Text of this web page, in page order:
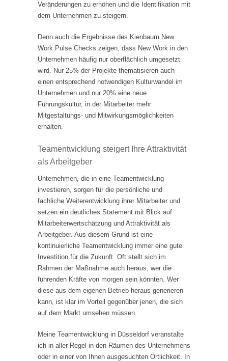
Veränderungen zu erhöhen und die Identifikation mit
dem Unternehmen zu steigern.
Denn auch die Ergebnisse des Kienbaum New
Work Pulse Checks zeigen, dass New Work in den
Unternehmen häufig nur oberflächlich umgesetzt
wird. Nur 25% der Projekte thematisieren auch
einen entsprechend notwendigen Kulturwandel im
Unternehmen und nur 20% eine neue
Führungskultur, in der Mitarbeiter mehr
Mitgestaltungs- und Mitwirkungsmöglichkeiten
erhalten.
Teamentwicklung steigert Ihre Attraktivität
als Arbeitgeber
Unternehmen, die in eine Teamentwicklung
investieren, sorgen für die persönliche und
fachliche Weiterentwicklung ihrer Mitarbeiter und
setzen ein deutliches Statement mit Blick auf
Mitarbeiterwertschätzung und Attraktivität als
Arbeitgeber. Aus diesem Grund ist eine
kontinuierliche Teamentwicklung immer eine gute
Investition für die Zukunft. Oft stellt sich im
Rahmen der Maßnahme auch heraus, wer die
führenden Kräfte von morgen sein könnten. Wer
diese aus dem eigenen Betrieb heraus generieren
kann, ist klar im Vorteil gegenüber jenen, die sich
auf dem Markt umsehen müssen.
Meine Teamentwicklung in Düsseldorf veranstalte
ich in aller Regel in den Räumen des Unternehmens
oder in einer von Ihnen ausgesuchten Örtlichkeit. In